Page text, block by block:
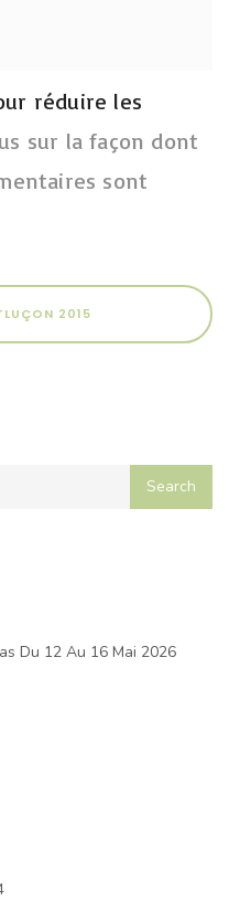
réduire les
sur la façon dont
sont
2015
Du 12 Au 16 Mai 2026